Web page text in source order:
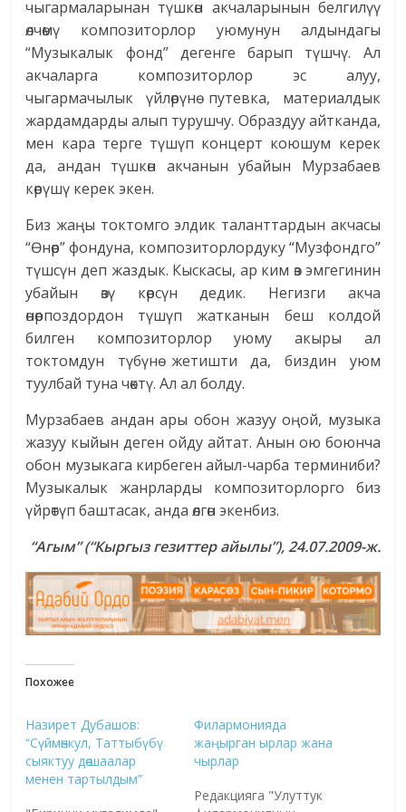
чыгармаларынан түшкөн акчаларынын белгилүү
өлчөмү композиторлор уюмунун алдындагы
“Музыкалык фонд” дегенге барып түшчү. Ал
акчаларга композиторлор эс алуу,
чыгармачылык үйлөрүнө путевка, материалдык
жардамдарды алып турушчу. Образдуу айтканда,
мен кара терге түшүп концерт коюшум керек
да, андан түшкөн акчанын убайын Мурзабаев
көрүшү керек экен.
Биз жаңы токтомго элдик таланттардын акчасы
“Өнөр” фондуна, композиторлордуку “Музфондго”
түшсүн деп жаздык. Кыскасы, ар ким өз эмгегинин
убайын өзү көрсүн дедик. Негизги акча
өнөрпоздордон түшүп жатканын беш колдой
билген композиторлор уюму акыры ал
токтомдун түбүнө жетишти да, биздин уюм
туулбай туна чөктү. Ал ал болду.
Мурзабаев андан ары обон жазуу оңой, музыка
жазуу кыйын деген ойду айтат. Анын ою боюнча
обон музыкага кирбеген айыл-чарба терминиби?
Музыкалык жанрларды композиторлорго биз
үйрөтүп баштасак, анда өлгөн экенбиз.
“Агым” (“Кыргыз гезиттер айылы”), 24.07.2009-ж.
Похожее
Назирет Дубашов:
“Сүймөнкул, Таттыбүбү
сыяктуу дөө-шаалар
менен тартылдым”
Филармонияда
жаңырган ырлар жана
чырлар
Редакцияга "Улуттук